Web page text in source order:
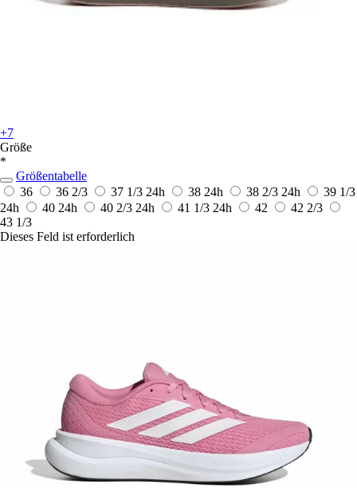
+7
Größe
*
Größentabelle
36
36 2/3 37 1/3 24h 38 24h 38 2/3 24h
39 1/3
24h
40 24h 40 2/3 24h 41 1/3 24h 42
42 2/3
43 1/3
Dieses Feld ist erforderlich